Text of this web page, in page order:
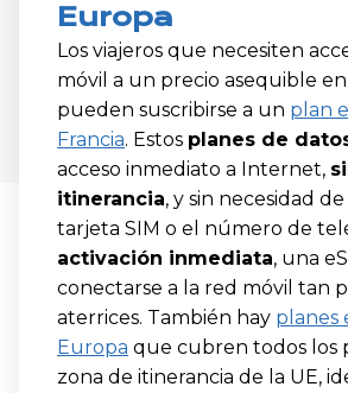
Europa
Los viajeros que necesiten
móvil a un precio asequible en
pueden suscribirse a un plan
Francia. Estos planes de
acceso inmediato a Internet,
itinerancia, y sin necesidad
tarjeta SIM o el número de
activación inmediata, una
conectarse a la red móvil tan
aterrices. También hay planes
Europa que cubren todos los
zona de itinerancia de la UE,